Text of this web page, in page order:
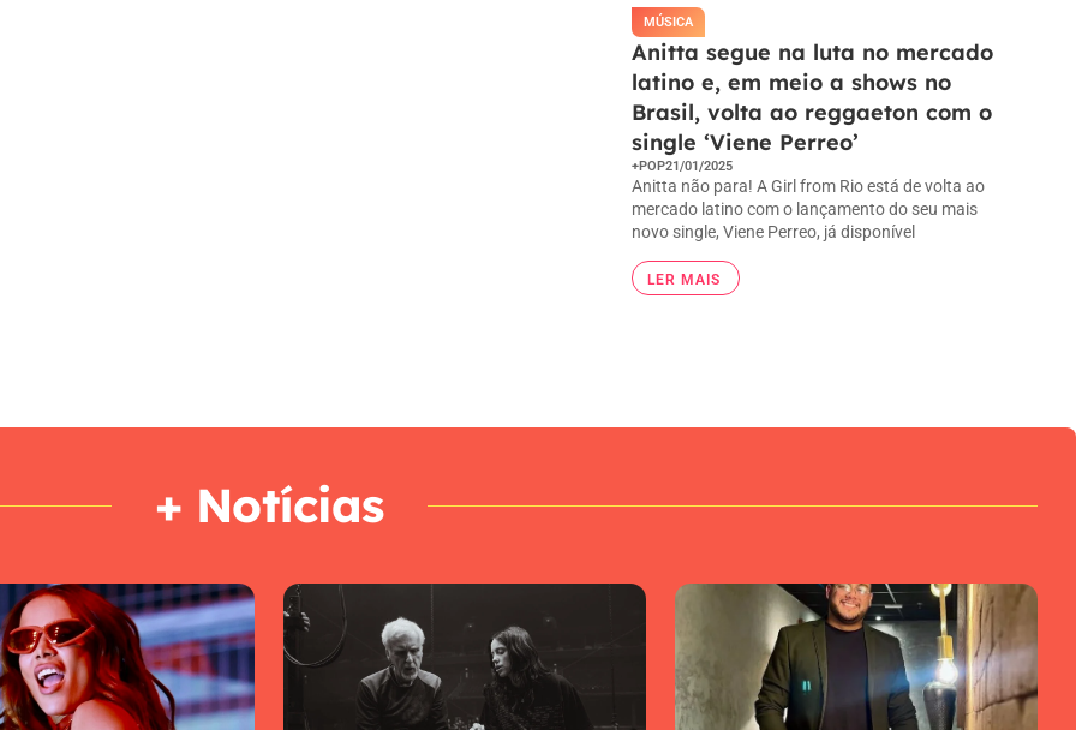
MÚSICA
Anitta segue na luta no mercado
latino e, em meio a shows no
Brasil, volta ao reggaeton com o
single ‘Viene Perreo’
+POP21/01/2025
Anitta não para! A Girl from Rio está de volta ao
mercado latino com o lançamento do seu mais
novo single, Viene Perreo, já disponível
LER MAIS
+ Notícias